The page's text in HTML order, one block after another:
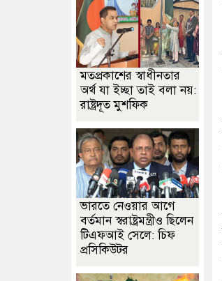
মতপ্রকাশের স্বাধীনতার
অর্থ যা ইচ্ছা তাই বলা নয়:
রাষ্ট্রদূত মুশফিক
ভারতে নেওয়ার আগে
বর্তমান স্বরাষ্ট্রমন্ত্রীও ছিলেন
টিএফআই সেলে: চিফ
প্রসিকিউটর